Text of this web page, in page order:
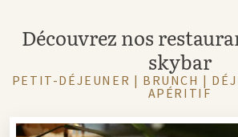
Découvrez nos
skybar
PETIT-DÉJEUNER | BRUNCH |
APÉRITIF